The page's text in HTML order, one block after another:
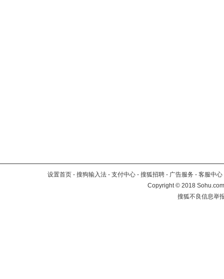
设置首页 - 搜狗输入法 - 支付中心 - 搜狐招聘 - 广告服务 - 客服中心
Copyright©2018
搜狐不良信息举